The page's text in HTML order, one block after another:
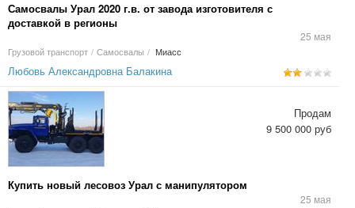
Самосвалы Урал 2020 г.в. от завода изготовителя с
доставкой в регионы
25 мая
Грузовой транспорт / Самосвалы / Миасс
Любовь Александровна Балакина
Купить новый лесовоз Урал с манипулятором
25 мая
Продам
9 500 000 руб